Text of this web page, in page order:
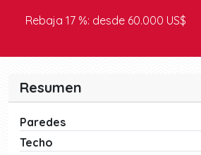
Rebaja 17 %: desde 60.000 US$
Resumen
Paredes
Techo